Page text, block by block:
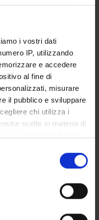
i vostri dati
IP, utilizzando
e accedere
al fine di
misurare
il pubblico e sviluppare
chi utilizza i
scelte in materia di
in qualsiasi
cookie o facendo clic
attivati.